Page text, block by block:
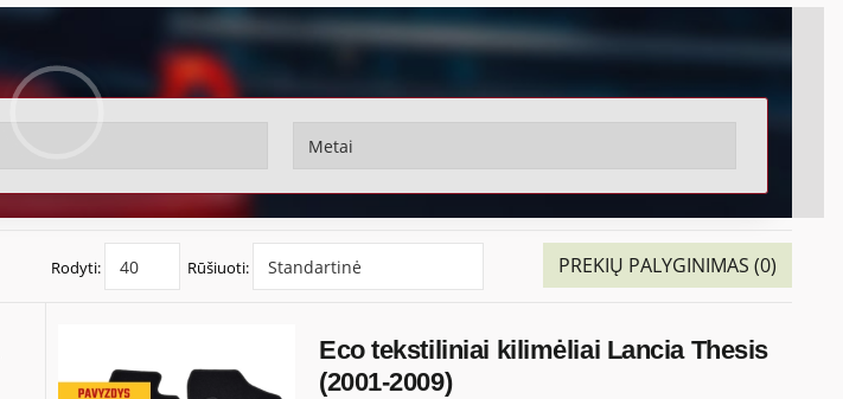
PREKIŲ PALYGINIMAS (0)
Rūšiuoti:
Rodyti:
Eco tekstiliniai kilimėliai Lancia Thesis
(2001-2009)